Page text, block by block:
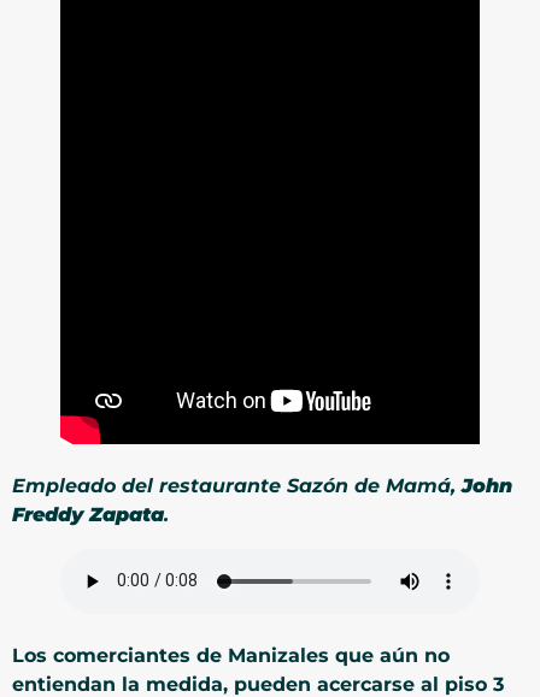
Empleado del restaurante Sazón de Mamá,John
Freddy Zapata.
Los comerciantes de Manizales que aún no
entiendan la medida, pueden acercarse al piso 3